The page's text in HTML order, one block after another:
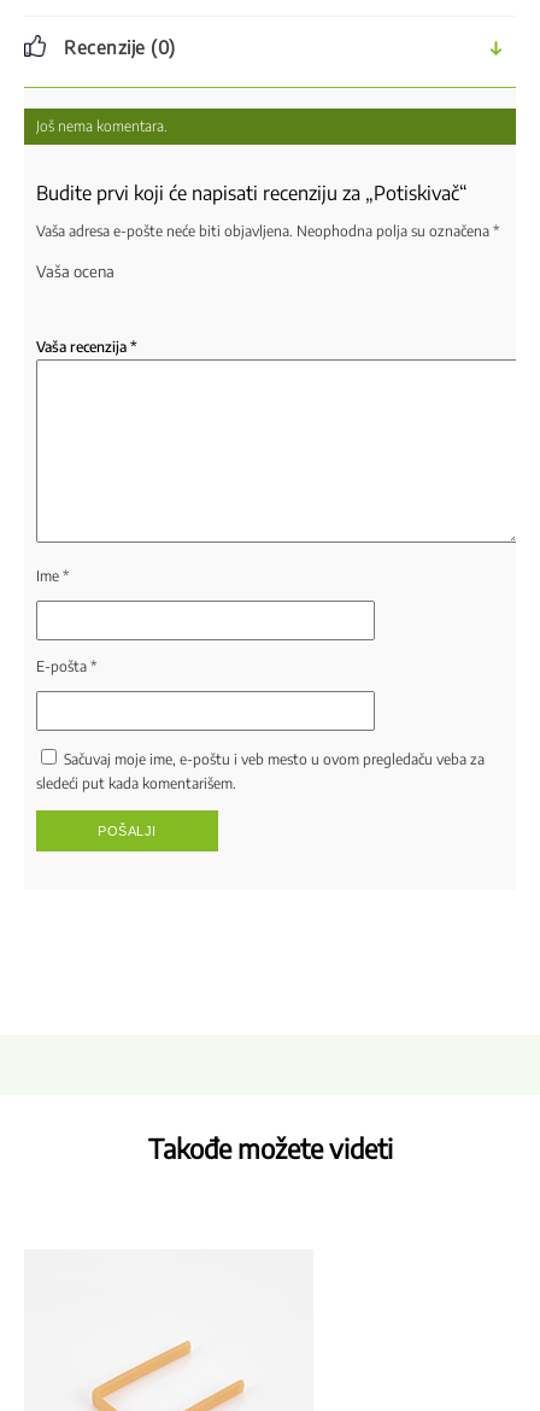
Recenzije (0)
Još nema komentara.
Budite prvi koji će napisati recenziju za „Potiskivač“
Vaša adresa e-pošte neće biti objavljena. Neophodna polja su označena *
Vaša ocena
Vaša recenzija *
Ime *
E-pošta *
Sačuvaj moje ime, e-poštu i veb mesto u ovom pregledaču veba za
sledeći put kada komentarišem.
Takođe možete videti